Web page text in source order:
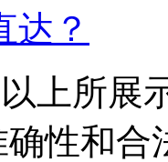
达？
上所展
性和合